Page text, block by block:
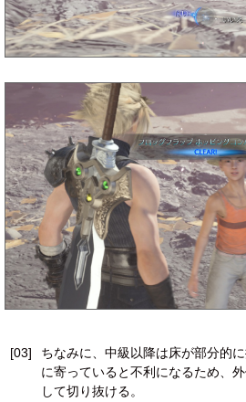
[03]
ちなみに、中級以降は床が部分的
に寄っていると不利になるため、
して切り抜ける。